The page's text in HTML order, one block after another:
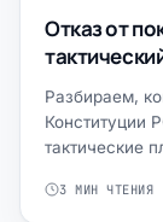
Отказ от
Разбираем,
Конституции
тактические
3 МИН ЧТЕНИЯ